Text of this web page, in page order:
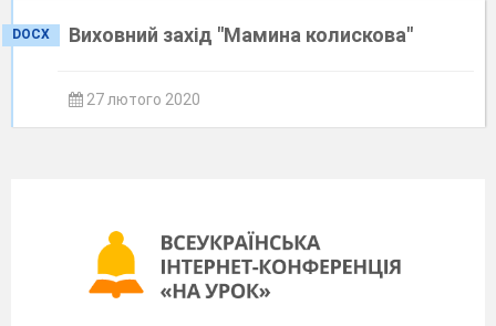
DOCX Виховний захід "Мамина колискова"
27 лютого 2020